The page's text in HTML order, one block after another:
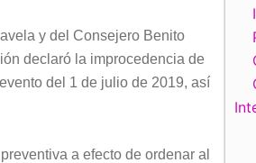
y del Consejero Benito
declaró la improcedencia de
del 1 de julio de 2019, así
a efecto de ordenar al